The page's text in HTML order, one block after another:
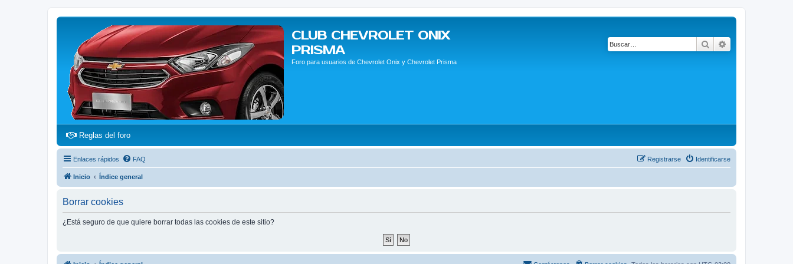
CLUB CHEVROLET ONIX
PRISMA
Foro para usuarios de Chevrolet Onix y Chevrolet Prisma
Buscar
Reglas del foro(Opens a new tab)
Enlaces rápidos FAQ Identificarse
Registrarse
Inicio Índice general
Borrar cookies
¿Está seguro de que quiere borrar todas las cookies de este sitio?